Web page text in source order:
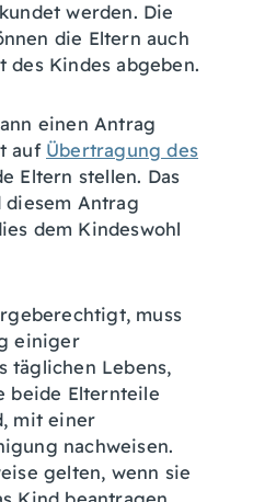
werden. Die
die Eltern auch
des Kindes abgeben.
einen Antrag
auf Übertragung des
Eltern stellen. Das
Antrag
dem Kindeswohl
muss
einiger
täglichen Lebens,
beide Elternteile
mit einer
nachweisen.
gelten, wenn sie